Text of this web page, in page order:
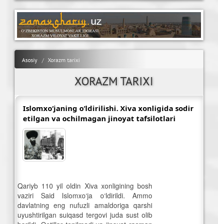
Asosiy Xorazm tarixi
XORAZM TARIXI
Islomxo‘janing o‘ldirilishi. Xiva xonligida sodir
etilgan va ochilmagan jinoyat tafsilotlari
Qariyb 110 yil oldin Xiva xonligining bosh
vaziri Said Islomxo‘ja o‘ldirildi. Ammo
davlatning eng nufuzli amaldoriga qarshi
uyushtirilgan suiqasd tergovi juda sust olib